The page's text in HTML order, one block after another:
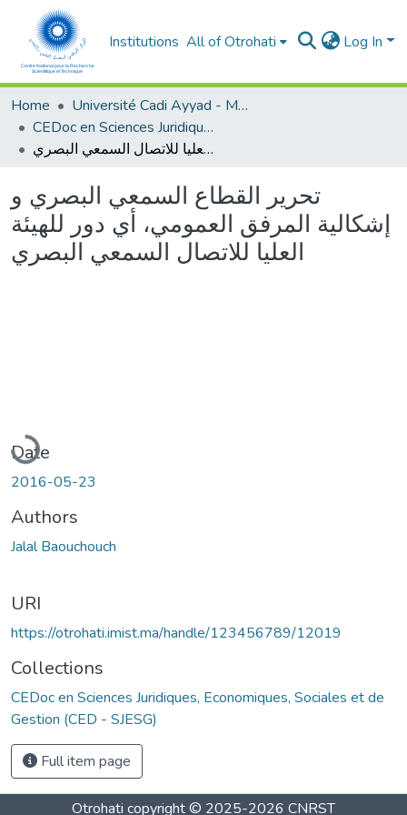
Institutions All of Otrohati Log In
Home
Université Cadi Ayyad - Marrakech
CEDoc en Sciences Juridiques, Economiques, Sociales et de Gestion (CED - SJESG)
تحرير القطاع السمعي البصري و إشكالية المرفق العمومي، أي دور للهيئة العليا للاتصال السمعي البصري
تحرير القطاع السمعي البصري و
إشكالية المرفق العمومي، أي دور للهيئة
العليا للاتصال السمعي البصري
Loading...
Date
2016-05-23
Authors
Jalal Baouchouch
URI
https://otrohati.imist.ma/handle/123456789/12019
Collections
CEDoc en Sciences Juridiques, Economiques, Sociales et de
Gestion (CED - SJESG)
Full item page
Otrohati copyright © 2025-2026 CNRST